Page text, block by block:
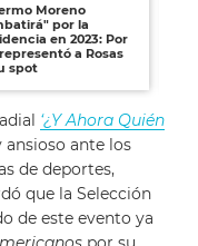
Moreno
por la
en 2023: Por
a Rosas
spot
‘¿Y Ahora Quién
ante los
de deportes,
que la Selección
de este evento ya